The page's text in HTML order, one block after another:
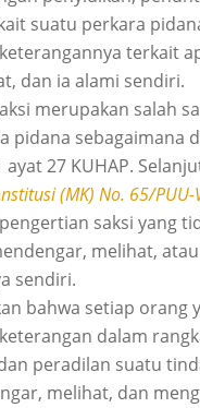
suatu perkara
terkait
dan ia alami sendiri.
merupakan salah
pidana sebagaimana
ayat 27 KUHAP.
(MK) No. 65/
saksi yang
melihat, atau
sendiri.
bahwa setiap orang
dalam
peradilan suatu
melihat, dan